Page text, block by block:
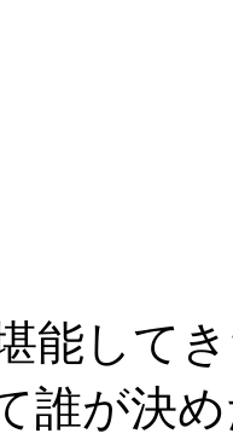
能して
誰が決